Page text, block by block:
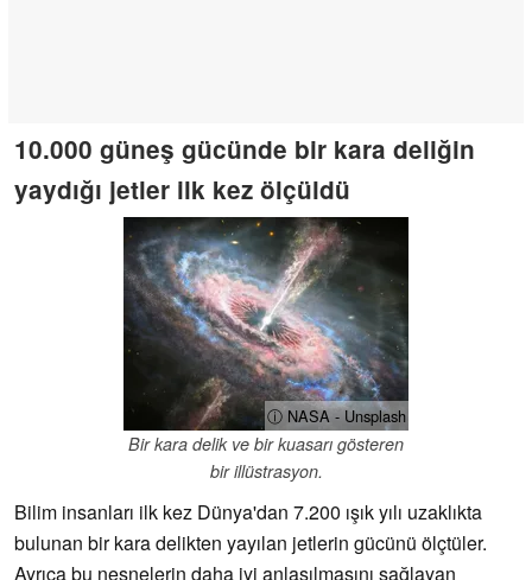
10.000 güneş gücünde bir kara deliğin
yaydığı jetler ilk kez ölçüldü
ⓘ NASA - Unsplash
Bir kara delik ve bir kuasarı gösteren
bir illüstrasyon.
Bilim insanları ilk kez Dünya'dan 7.200 ışık yılı uzaklıkta
bulunan bir kara delikten yayılan jetlerin gücünü ölçtüler.
Ayrıca bu nesnelerin daha iyi anlaşılmasını sağlayan